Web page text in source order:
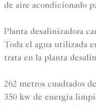
de aire acondicionado
Planta desalinizadora
Toda el agua utilizada
trata en la planta
262 metros cuadrados
350 kw de energía